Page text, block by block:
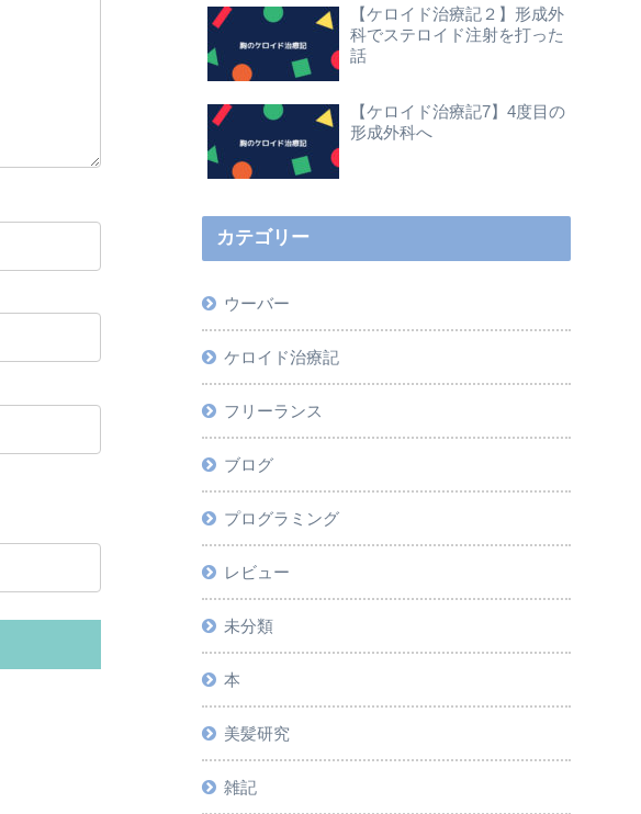
【ケロイド治療記２】形成外
科でステロイド注射を打った
話
【ケロイド治療記7】4度目の
形成外科へ
カテゴリー
ウーバー
ケロイド治療記
フリーランス
ブログ
プログラミング
レビュー
未分類
本
美髪研究
雑記